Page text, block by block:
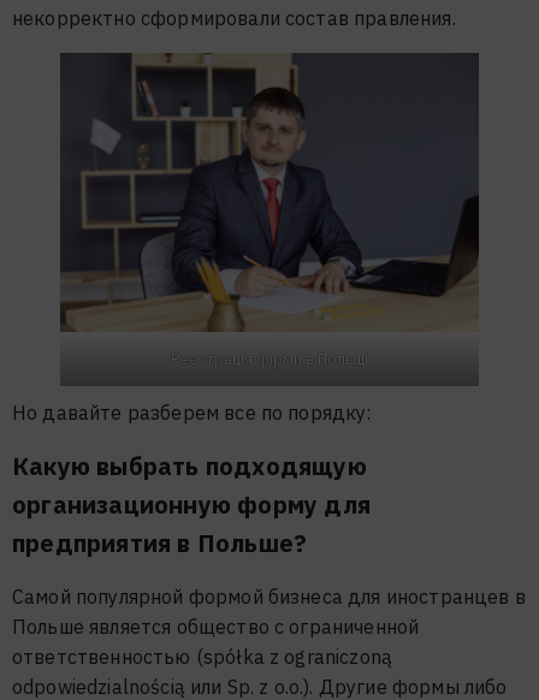
некорректно сформировали состав правления.
Реєстрація фірми в Польщі
Но давайте разберем все по порядку:
Какую выбрать подходящую
организационную форму для
предприятия в Польше?
Самой популярной формой бизнеса для иностранцев в
Польше является общество с ограниченной
ответственностью (spółka z ograniczoną
odpowiedzialnością или Sp. z o.o.). Другие формы либо